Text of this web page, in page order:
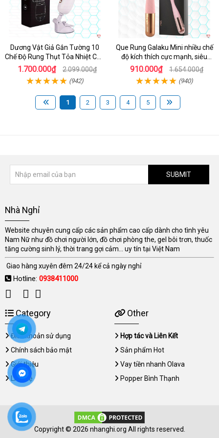
Dương Vật Giả Gắn Tường 10
Chế Độ Rung Thụt Tỏa Nhiệt Cao
Cấp
1.700.000₫ 2.099.000₫
(942)
Que Rung Galaku Mini nhiều chế
độ kích thích cực mạnh, siêu
sướng
910.000₫ 1.654.000₫
(940)
1 2 3 4 5
SUBMIT
Nhà Nghỉ
Website chuyên cung cấp các sản phẩm cao cấp dành cho tình yêu
Nam Nữ như đồ chơi người lớn, đồ chơi phòng the, gel bôi trơn, thuốc
tăng cường sinh lý, thời trang gợi cảm... uy tín tại Việt Nam
Giao hàng xuyên đêm 24/24 kể cả ngày nghỉ
Hotline: 0938411000
Category
Điều khoản sử dụng
Chính sách bảo mật
Giới thiệu
Liên hệ
Other
Hợp tác và Liên Kết
Sản phẩm Hot
Vay tiền nhanh Olava
Popper Bình Thạnh
Copyright © 2026 nhanghi.org All rights reserved.